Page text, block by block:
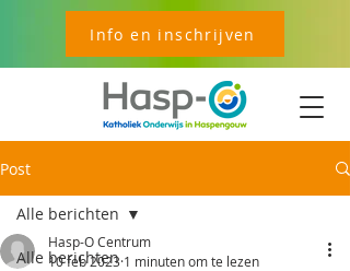
Info en inschrijven
Post
Alle berichten
Alle berichten
Hasp-O Centrum
10 feb 2023 1 minuten om te lezen